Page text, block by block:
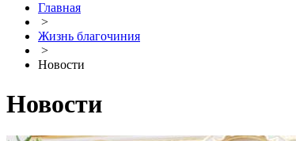
Главная
>
Жизнь благочиния
>
Новости
Новости